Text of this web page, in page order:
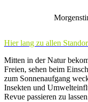
Hier lang zu allen
Mitten in der Natur
Freien, sehen beim
zum Sonnenaufgang
Insekten und
Revue passieren zu